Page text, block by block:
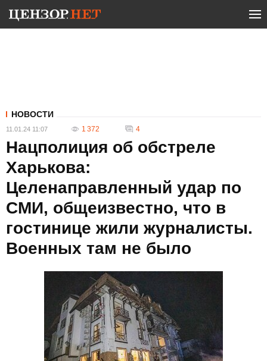
НОВОСТИ
11.01.24 11:07 1 372 4
Нацполиция об обстреле
Харькова:
Целенаправленный удар по
СМИ, общеизвестно, что в
гостинице жили журналисты.
Военных там не было